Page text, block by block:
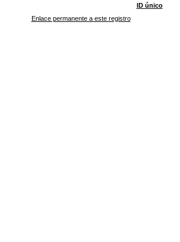
ID único
Enlace permanente a este registro